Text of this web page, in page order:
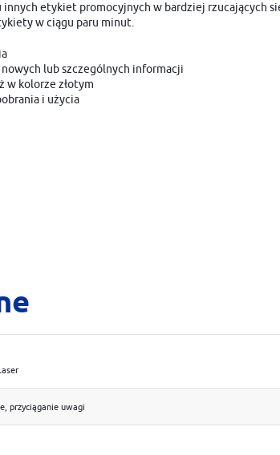
etykiet promocyjnych w bardziej rzucających
w ciągu paru minut.
lub szczególnych informacji
w kolorze złotym
i użycia
przyciąganie uwagi
internetowej. Treści
naszymi